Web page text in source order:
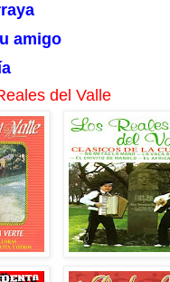
amigo
del Valle